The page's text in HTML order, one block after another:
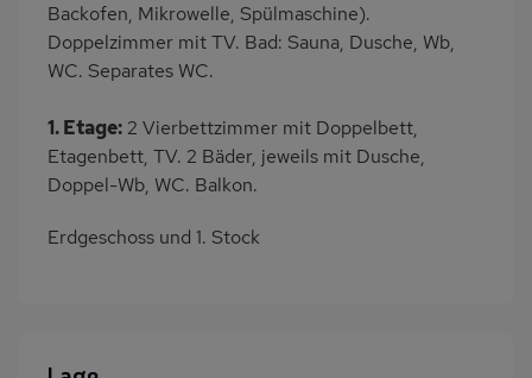
Backofen, Mikrowelle, Spülmaschine).
Doppelzimmer mit TV. Bad: Sauna, Dusche, Wb,
WC. Separates WC.
1. Etage: 2 Vierbettzimmer mit Doppelbett,
Etagenbett, TV. 2 Bäder, jeweils mit Dusche,
Doppel-Wb, WC. Balkon.
Erdgeschoss und 1. Stock